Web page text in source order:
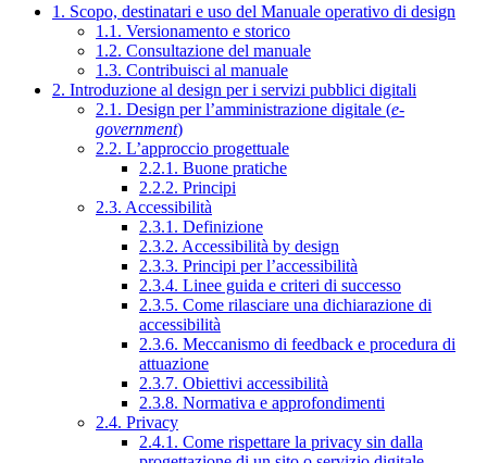
1. Scopo, destinatari e uso del Manuale operativo di design
1.1. Versionamento e storico
1.2. Consultazione del manuale
1.3. Contribuisci al manuale
2. Introduzione al design per i servizi pubblici digitali
2.1. Design per l’amministrazione digitale (e-
government)
2.2. L’approccio progettuale
2.2.1. Buone pratiche
2.2.2. Principi
2.3. Accessibilità
2.3.1. Definizione
2.3.2. Accessibilità by design
2.3.3. Principi per l’accessibilità
2.3.4. Linee guida e criteri di successo
2.3.5. Come rilasciare una dichiarazione di
accessibilità
2.3.6. Meccanismo di feedback e procedura di
attuazione
2.3.7. Obiettivi accessibilità
2.3.8. Normativa e approfondimenti
2.4. Privacy
2.4.1. Come rispettare la privacy sin dalla